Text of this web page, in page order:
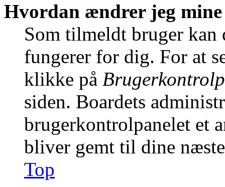
Hvordan ændrer jeg
Som tilmeldt bruger kan
fungerer for dig. For at
klikke på
siden. Boardets
brugerkontrolpanelet et
bliver gemt til dine
Top